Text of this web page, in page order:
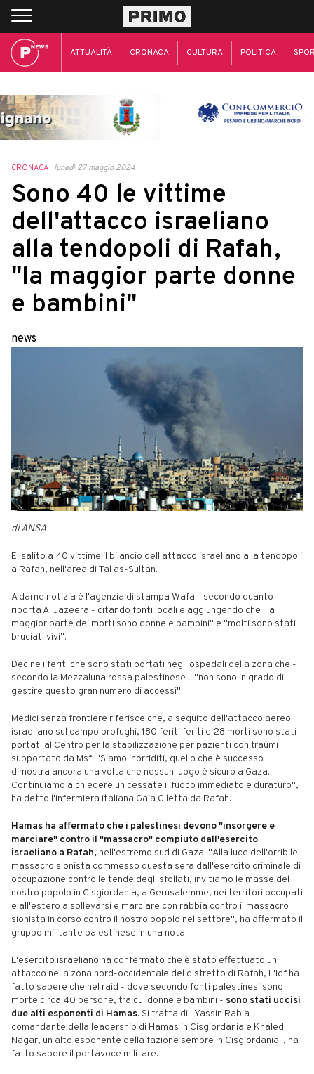
ATTUALITÀ CRONACA CULTURA POLITICA
CRONACA lunedì 27 maggio 2024
Sono 40 le vittime
dell'attacco israeliano
alla tendopoli di Rafah,
"la maggior parte donne
e bambini"
news
di ANSA
E' salito a 40 vittime il bilancio dell'attacco israeliano alla tendopoli
a Rafah, nell'area di Tal as-Sultan.
A darne notizia è l'agenzia di stampa Wafa - secondo quanto
riporta Al Jazeera - citando fonti locali e aggiungendo che "la
maggior parte dei morti sono donne e bambini" e "molti sono stati
bruciati vivi".
Decine i feriti che sono stati portati negli ospedali della zona che -
secondo la Mezzaluna rossa palestinese - "non sono in grado di
gestire questo gran numero di accessi".
Medici senza frontiere riferisce che, a seguito dell'attacco aereo
israeliano sul campo profughi, 180 feriti feriti e 28 morti sono stati
portati al Centro per la stabilizzazione per pazienti con traumi
supportato da Msf. "Siamo inorriditi, quello che è successo
dimostra ancora una volta che nessun luogo è sicuro a Gaza.
Continuiamo a chiedere un cessate il fuoco immediato e duraturo",
ha detto l'infermiera italiana Gaia Giletta da Rafah.
Hamas ha affermato che i palestinesi devono "insorgere e
marciare" contro il "massacro" compiuto dall'esercito
israeliano a Rafah, nell'estremo sud di Gaza. "Alla luce dell'orribile
massacro sionista commesso questa sera dall'esercito criminale di
occupazione contro le tende degli sfollati, invitiamo le masse del
nostro popolo in Cisgiordania, a Gerusalemme, nei territori occupati
e all'estero a sollevarsi e marciare con rabbia contro il massacro
sionista in corso contro il nostro popolo nel settore", ha affermato il
gruppo militante palestinese in una nota.
L'esercito israeliano ha confermato che è stato effettuato un
attacco nella zona nord-occidentale del distretto di Rafah, L'Idf ha
fatto sapere che nel raid - dove secondo fonti palestinesi sono
morte circa 40 persone, tra cui donne e bambini - sono stati uccisi
due alti esponenti di Hamas. Si tratta di "Yassin Rabia
comandante della leadership di Hamas in Cisgiordania e Khaled
Nagar, un alto esponente della fazione sempre in Cisgiordania", ha
fatto sapere il portavoce militare.